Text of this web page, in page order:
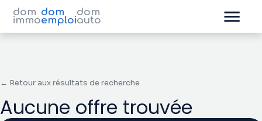
dom
immo
dom
emploi
dom
auto
← Retour aux résultats de recherche
Aucune offre trouvée